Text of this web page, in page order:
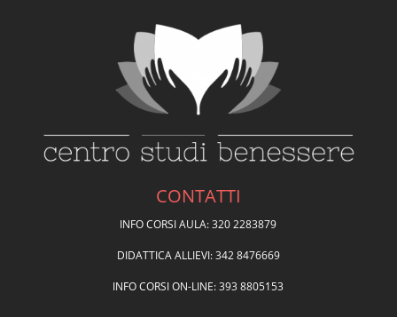
CONTATTI
INFO CORSI AULA: 320 2283879
DIDATTICA ALLIEVI: 342 8476669
INFO CORSI ON-LINE: 393 8805153